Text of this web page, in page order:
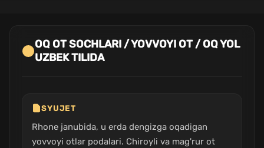
OQ OT SOCHLARI / YOVVOYI OT / OQ YOL
UZBEK TILIDA
SYUJET
Rhone janubida, u erda dengizga oqadigan
yovvoyi otlar podalari. Chiroyli va mag'rur ot